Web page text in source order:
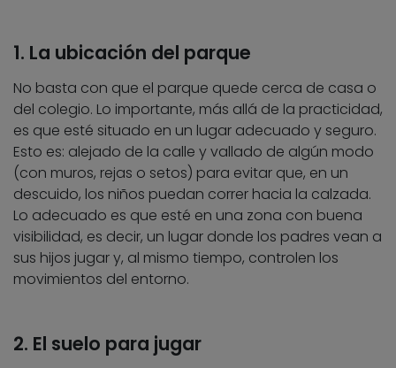
1. La ubicación del parque
No basta con que el parque quede cerca de casa o
del colegio. Lo importante, más allá de la practicidad,
es que esté situado en un lugar adecuado y seguro.
Esto es: alejado de la calle y vallado de algún modo
(con muros, rejas o setos) para evitar que, en un
descuido, los niños puedan correr hacia la calzada.
Lo adecuado es que esté en una zona con buena
visibilidad, es decir, un lugar donde los padres vean a
sus hijos jugar y, al mismo tiempo, controlen los
movimientos del entorno.
2. El suelo para jugar